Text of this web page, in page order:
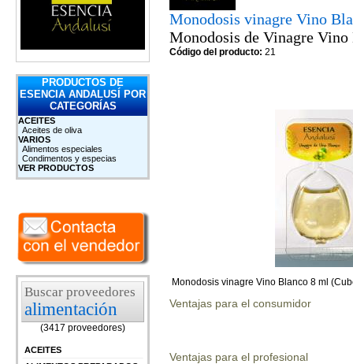
PRODUCTOS DE
ESENCIA ANDALUSÍ POR
CATEGORÍAS
ACEITES
Aceites de oliva
VARIOS
Alimentos especiales
Condimentos y especias
VER PRODUCTOS
Buscar proveedores
alimentación
(3417 proveedores)
ACEITES
Monodosis vinagre Vino
Monodosis de Vinagre Vino
Código del producto: 21
Monodosis vinagre Vino Blanco 8 ml
Ventajas para el consumidor
Ventajas para el profesional